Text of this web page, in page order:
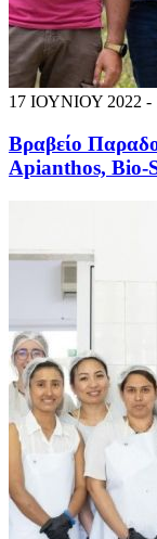
17 ΙΟΥΝΙΟΥ 2022 -
Βραβείο
Apianthos, Bio-